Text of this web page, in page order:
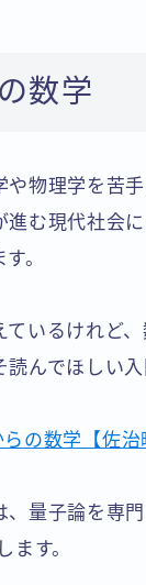
数学
物理学を苦
進む現代社会
。
ているけれど
んでほしい入
の数学【佐治
量子論を専
ます。